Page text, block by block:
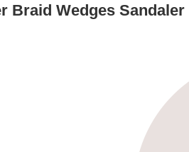
Braid Wedges